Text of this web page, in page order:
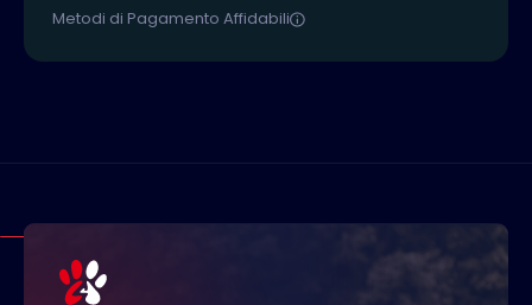
Metodi di Pagamento Affidabili